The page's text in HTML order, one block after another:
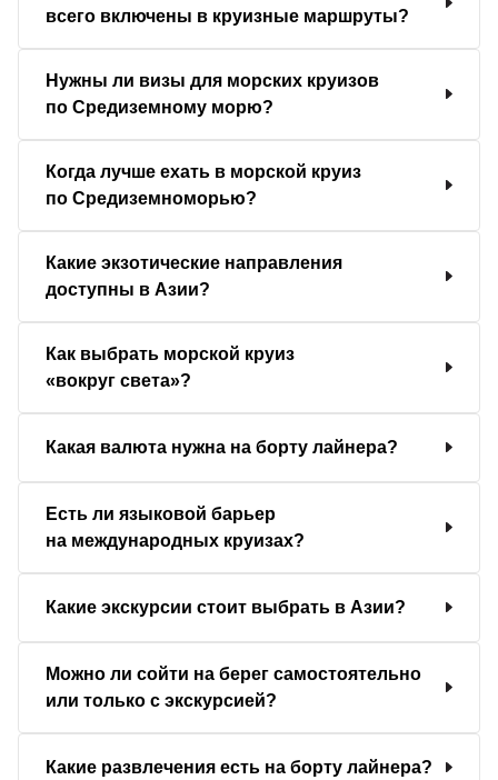
всего включены в круизные маршруты?
Нужны ли визы для морских круизов
по Средиземному морю?
Когда лучше ехать в морской круиз
по Средиземноморью?
Какие экзотические направления
доступны в Азии?
Как выбрать морской круиз
«вокруг света»?
Какая валюта нужна на борту лайнера?
Есть ли языковой барьер
на международных круизах?
Какие экскурсии стоит выбрать в Азии?
Можно ли сойти на берег самостоятельно
или только с экскурсией?
Какие развлечения есть на борту лайнера?